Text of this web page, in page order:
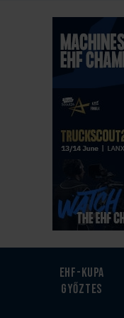
EHF-Kupa
győztes